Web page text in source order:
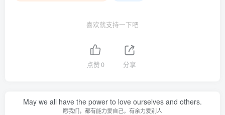
喜欢就支持一下吧
点赞0 分享
May we all have the power to love ourselves and others.
愿我们，都有能力爱自己，有余力爱别人